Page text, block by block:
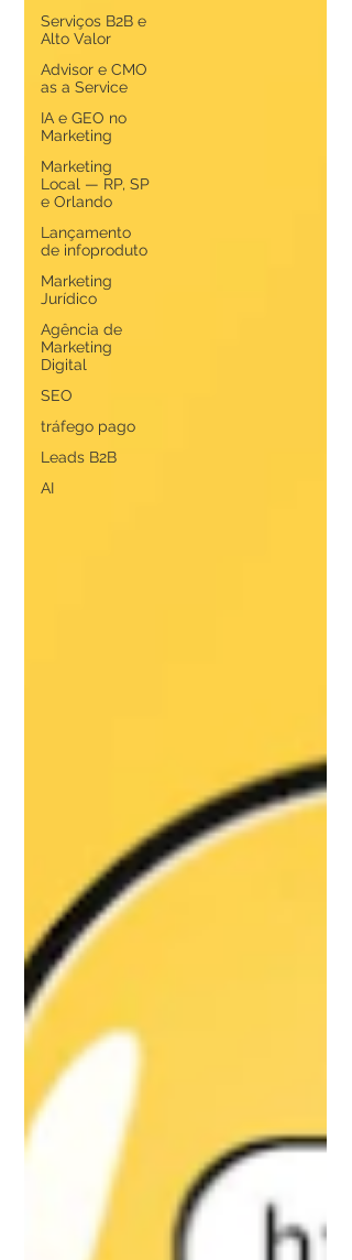
Serviços B2B e
Alto Valor
Advisor e CMO
as a Service
IA e GEO no
Marketing
Marketing
Local — RP, SP
e Orlando
Lançamento
de infoproduto
Marketing
Jurídico
Agência de
Marketing
Digital
SEO
tráfego pago
Leads B2B
AI